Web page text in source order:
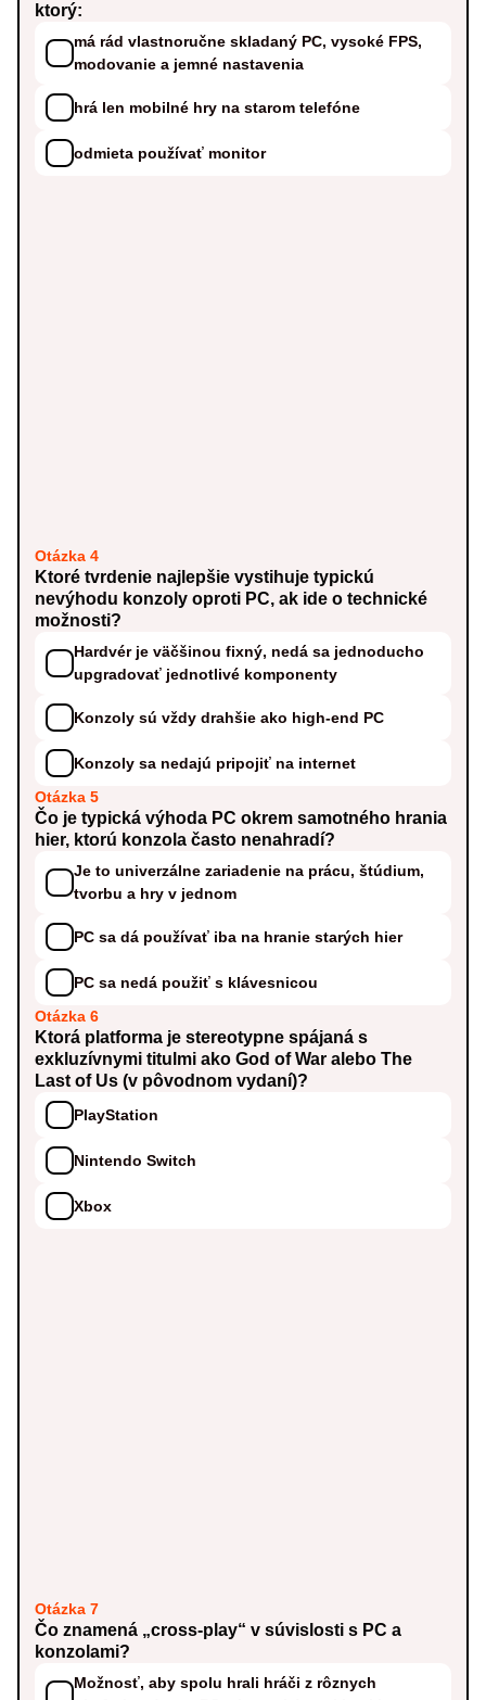
ktorý:
má rád vlastnoručne skladaný PC, vysoké FPS,
modovanie a jemné nastavenia
hrá len mobilné hry na starom telefóne
odmieta používať monitor
Otázka 4
Ktoré tvrdenie najlepšie vystihuje typickú
nevýhodu konzoly oproti PC, ak ide o technické
možnosti?
Hardvér je väčšinou fixný, nedá sa jednoducho
upgradovať jednotlivé komponenty
Konzoly sú vždy drahšie ako high-end PC
Konzoly sa nedajú pripojiť na internet
Otázka 5
Čo je typická výhoda PC okrem samotného hrania
hier, ktorú konzola často nenahradí?
Je to univerzálne zariadenie na prácu, štúdium,
tvorbu a hry v jednom
PC sa dá používať iba na hranie starých hier
PC sa nedá použiť s klávesnicou
Otázka 6
Ktorá platforma je stereotypne spájaná s
exkluzívnymi titulmi ako God of War alebo The
Last of Us (v pôvodnom vydaní)?
PlayStation
Nintendo Switch
Xbox
Otázka 7
Čo znamená „cross-play“ v súvislosti s PC a
konzolami?
Možnosť, aby spolu hrali hráči z rôznych